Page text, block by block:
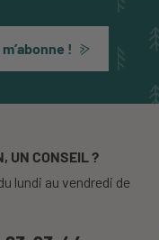
!
UN CONSEIL ?
lundi au vendredi de